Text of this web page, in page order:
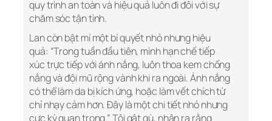
quy trình an toàn và hiệu quả luôn đi đôi với sự
chăm sóc tận tình.
Lan còn bật mí một bí quyết nhỏ nhưng hiệu
quả: “Trong tuần đầu tiên, mình hạn chế tiếp
xúc trực tiếp với ánh nắng, luôn thoa kem chống
nắng và đội mũ rộng vành khi ra ngoài. Ánh nắng
có thể làm da bị kích ứng, hoặc làm vết chích từ
chỉ nhạy cảm hơn. Đây là một chi tiết nhỏ nhưng
cực kỳ quan trọng.” Tôi gật gù, nhận ra rằng